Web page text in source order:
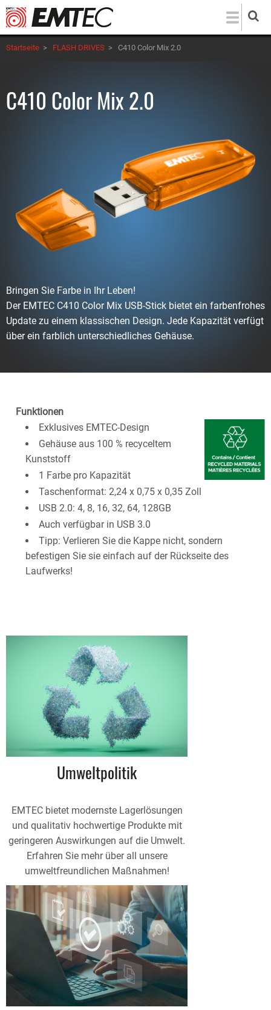
Direkt
zum
Inhalt
Startseite > FLASH DRIVES > C410 Color Mix 2.0
C410 Color Mix 2.0
Bringen Sie Farbe in Ihr Leben!
Der EMTEC C410 Color Mix USB-Stick bietet ein farbenfrohes
Update zu einem klassischen Design. Jede Kapazität verfügt
über ein farblich unterschiedliches Gehäuse.
Funktionen
Exklusives EMTEC-Design
Gehäuse aus 100 % recyceltem
Kunststoff
1 Farbe pro Kapazität
Taschenformat: 2,24 x 0,75 x 0,35 Zoll
USB 2.0: 4, 8, 16, 32, 64, 128GB
Auch verfügbar in USB 3.0
Tipp: Verlieren Sie die Kappe nicht, sondern
befestigen Sie sie einfach auf der Rückseite des
Laufwerks!
Umweltpolitik
EMTEC bietet modernste Lagerlösungen
und qualitativ hochwertige Produkte mit
geringeren Auswirkungen auf die Umwelt.
Erfahren Sie mehr über all unsere
umweltfreundlichen Maßnahmen!